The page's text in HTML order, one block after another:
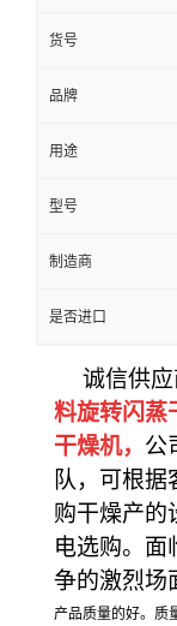
货号
品牌
用途
型号
制造商
是否进口
诚信供
料旋转闪蒸
干燥机， 公
队，可根
购干燥产的
电选购。面
争的激烈场
产品质量的好。质